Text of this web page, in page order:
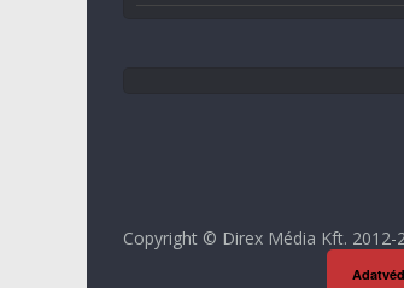
Copyright © Direx Média Kft. 2012-